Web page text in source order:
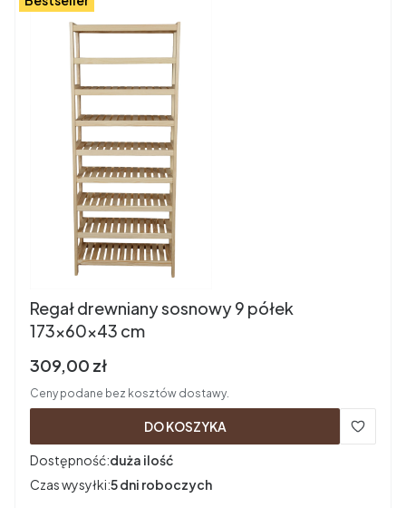
Regał drewniany sosnowy 9 półek
173x60x43 cm
Cena brutto
309,00 zł
Ceny podane bez kosztów dostawy.
DO KOSZYKA
Dostępność:duża ilość
Czas wysyłki:5 dni roboczych